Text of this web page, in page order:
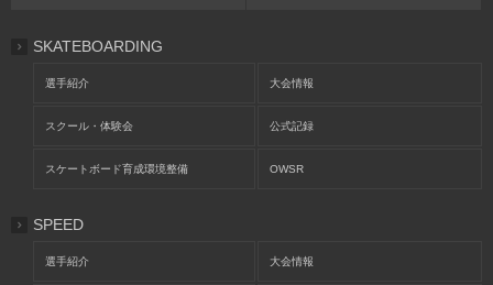
SKATEBOARDING
選手紹介 大会情報
スクール・体験会 公式記録
スケートボード育成環境整備 OWSR
SPEED
選手紹介 大会情報